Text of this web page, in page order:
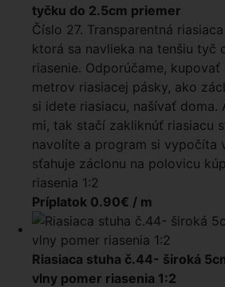
tyčku do 2.5cm priemer
Číslo 27. Transparentná
ktorá sa navlieka na tenšiu tyč
riasenie. Odporúčame,
metrov riasiacej pásky, ako
si idete riasiacu, našívať doma.
mi, tak stačí zakliknúť riasiacu
navolíte a program si vypočíta
sťahuje záclonu na polovicu
riasenia 1:2
Príplatok 0.90€ / m
Riasiaca stuha č.44- široká
vlny pomer riasenia 1:2